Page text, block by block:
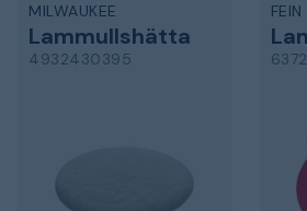
MILWAUKEE
Lammullshätta
4932430395
FEIN